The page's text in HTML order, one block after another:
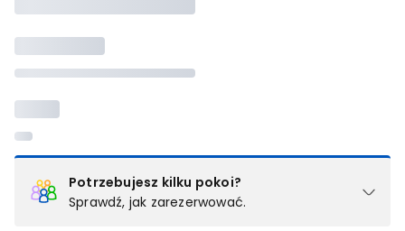
Potrzebujesz kilku pokoi?
Sprawdź, jak zarezerwować.